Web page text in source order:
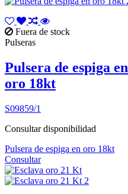
Fuera de stock
Pulseras
Pulsera de espiga en
oro 18kt
S09859/1
Consultar disponibilidad
Pulsera de espiga en oro 18kt
Consultar